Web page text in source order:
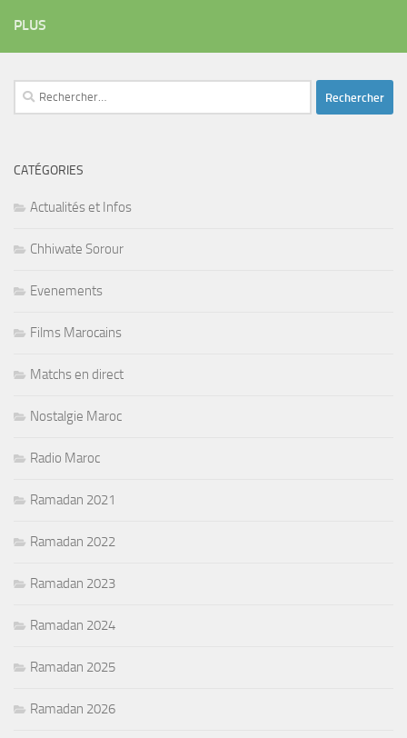
PLUS
Rechercher :
CATÉGORIES
Actualités et Infos
Chhiwate Sorour
Evenements
Films Marocains
Matchs en direct
Nostalgie Maroc
Radio Maroc
Ramadan 2021
Ramadan 2022
Ramadan 2023
Ramadan 2024
Ramadan 2025
Ramadan 2026